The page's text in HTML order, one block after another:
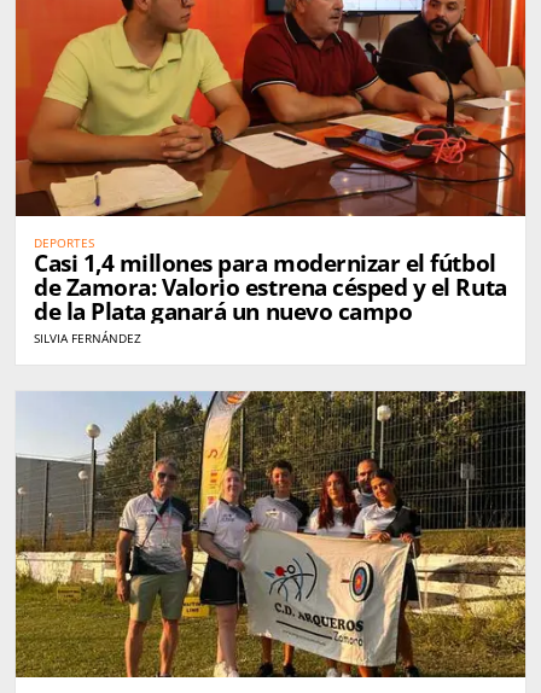
DEPORTES
Casi 1,4 millones para modernizar el fútbol
de Zamora: Valorio estrena césped y el Ruta
de la Plata ganará un nuevo campo
SILVIA FERNÁNDEZ